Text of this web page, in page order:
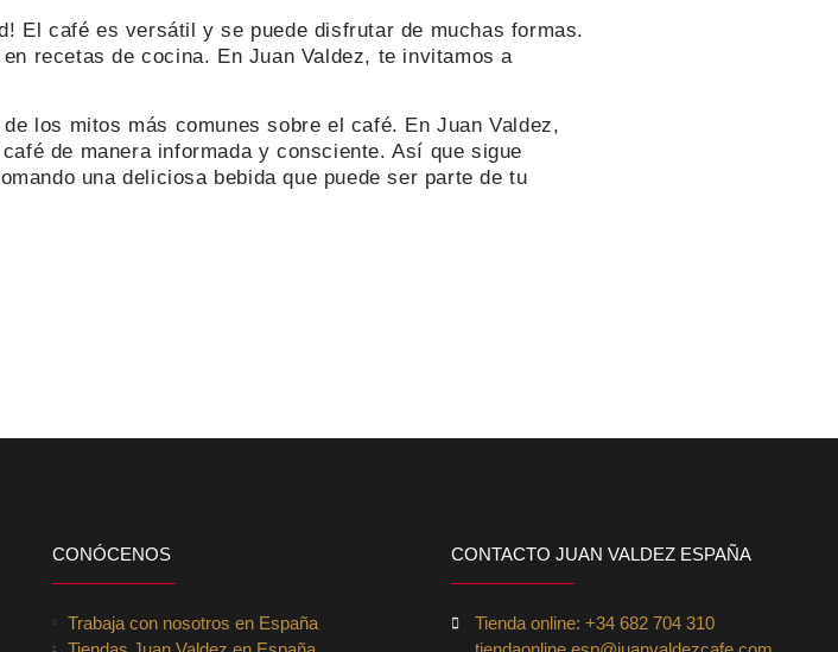
El café es versátil y se puede disfrutar de muchas formas.
recetas de cocina. En Juan Valdez, te invitamos a
los mitos más comunes sobre el café. En Juan Valdez,
de manera informada y consciente. Así que sigue
una deliciosa bebida que puede ser parte de tu
CONÓCENOS
Trabaja con nosotros en España
CONTACTO JUAN VALDEZ ESPAÑA
Tienda online: +34 682 704 310